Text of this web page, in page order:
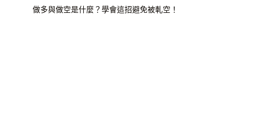
做多與做空是什麼？學會這招避免被軋空！